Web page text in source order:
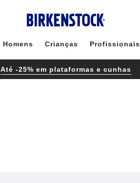
Homens Crianças Profissionais
Até -25% em plataformas e cunhas